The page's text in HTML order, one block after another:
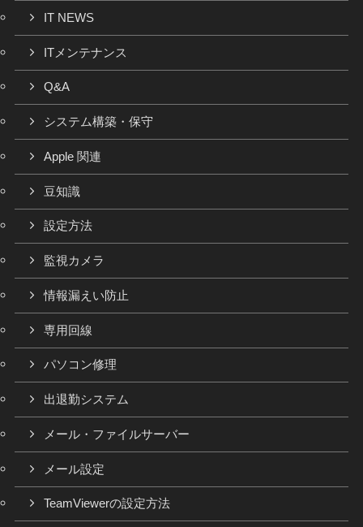
IT NEWS
ITメンテナンス
Q&A
システム構築・保守
Apple 関連
豆知識
設定方法
監視カメラ
情報漏えい防止
専用回線
パソコン修理
出退勤システム
メール・ファイルサーバー
メール設定
TeamViewerの設定方法